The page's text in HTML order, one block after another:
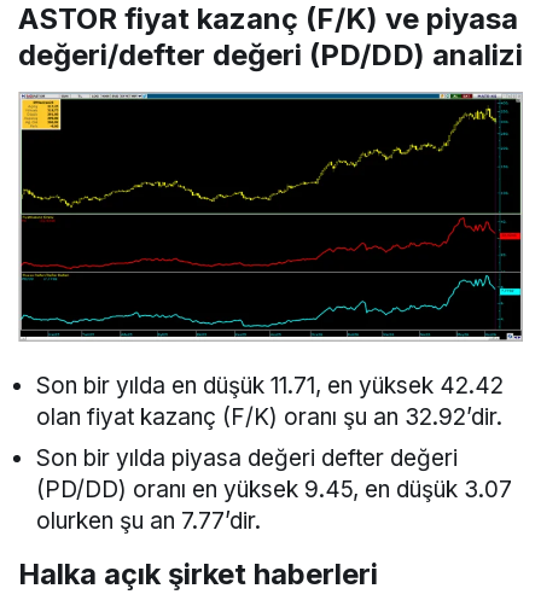
ASTOR fiyat kazanç (F/K) ve piyasa
değeri/defter değeri (PD/DD) analizi
Son bir yılda en düşük 11.71, en yüksek 42.42
olan fiyat kazanç (F/K) oranı şu an 32.92’dir.
Son bir yılda piyasa değeri defter değeri
(PD/DD) oranı en yüksek 9.45, en düşük 3.07
olurken şu an 7.77’dir.
Halka açık şirket haberleri